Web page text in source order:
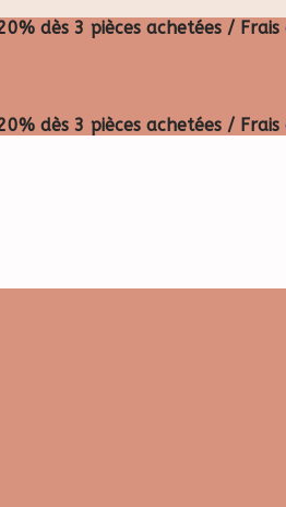
dès 3 pièces achetées /
dès 3 pièces achetées /